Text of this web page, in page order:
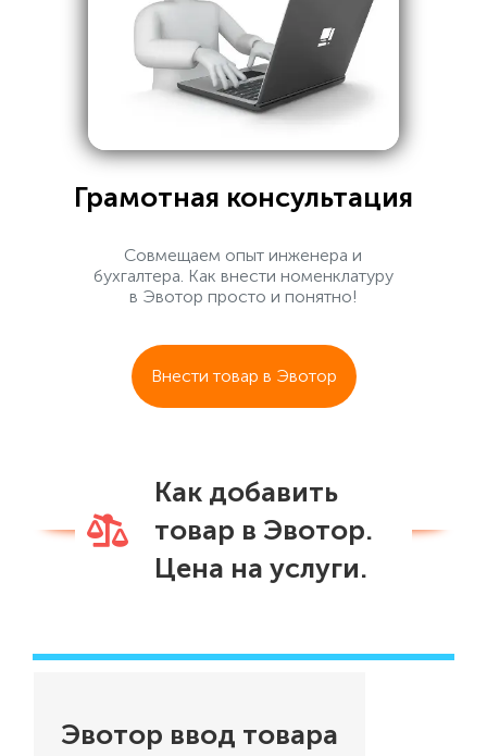
Грамотная консультация
Совмещаем опыт инженера и
бухгалтера. Как внести номенклатуру
в Эвотор просто и понятно!
Внести товар в Эвотор
Как добавить
товар в Эвотор.
Цена на услуги.
Эвотор ввод товара